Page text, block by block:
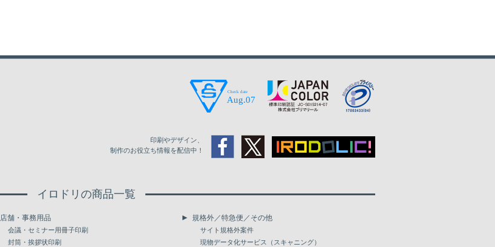
印刷やデザイン、
制作のお役立ち情報を配信中！
イロドリの商品一覧
店舗・事務用品
会議・セミナー用冊子印刷
封筒・挨拶状印刷
規格外／特急便／その他
サイト規格外案件
現物データ化サービス（スキャニング）